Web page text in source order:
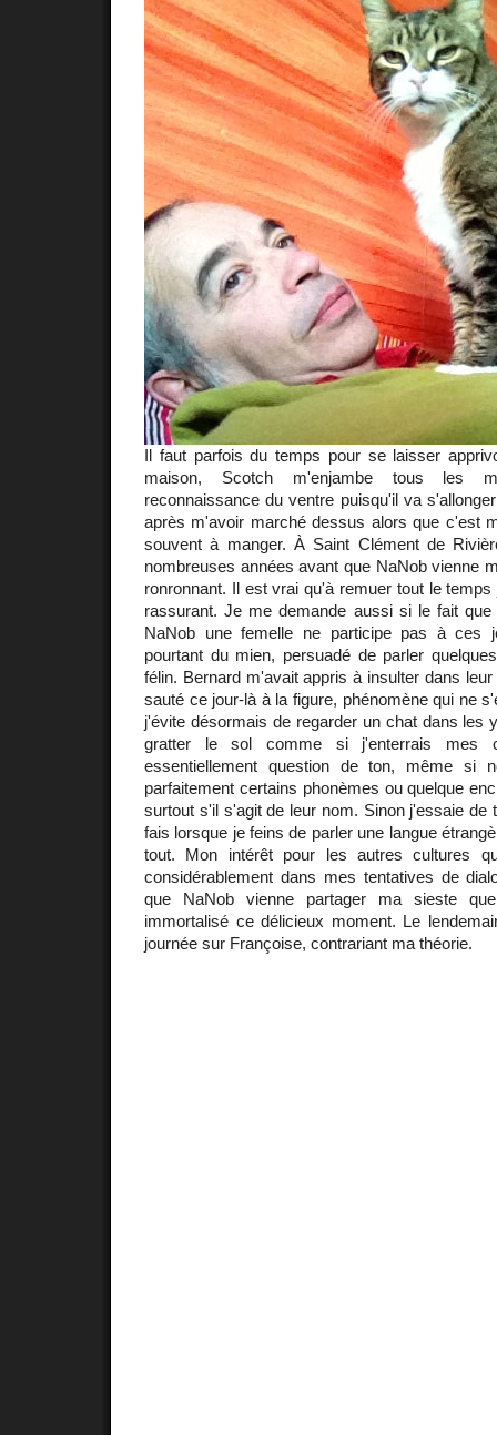
Il faut parfois du temps pour se laisser
maison, Scotch m'enjambe tous les
reconnaissance du ventre puisqu'il va
après m'avoir marché dessus alors que c'est
souvent à manger. À Saint Clément de
nombreuses années avant que NaNob vienne
ronronnant. Il est vrai qu'à remuer tout le
rassurant. Je me demande aussi si le fait
NaNob une femelle ne participe pas à ces
pourtant du mien, persuadé de parler
félin. Bernard m'avait appris à insulter dans
sauté ce jour-là à la figure, phénomène qui ne
j'évite désormais de regarder un chat dans les
gratter le sol comme si j'enterrais mes
essentiellement question de ton, même si
parfaitement certains phonèmes ou quelque
surtout s'il s'agit de leur nom. Sinon j'essaie de
fais lorsque je feins de parler une langue
tout. Mon intérêt pour les autres cultures
considérablement dans mes tentatives de
que NaNob vienne partager ma sieste
immortalisé ce délicieux moment. Le
journée sur Françoise, contrariant ma théorie.